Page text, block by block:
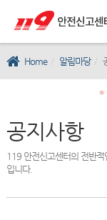
Home 알림마당
공지사항
119 안전신고센터의 전반
입니다.